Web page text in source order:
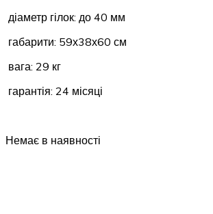
діаметр гілок: до 40 мм
габарити: 59х38х60 см
вага: 29 кг
гарантія: 24 місяці
Немає в наявності